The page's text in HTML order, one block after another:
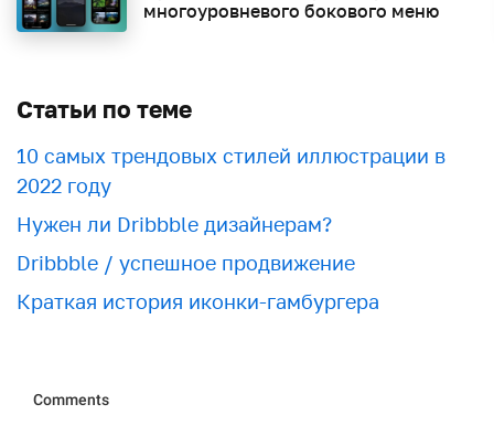
многоуровневого бокового меню
Статьи по теме
10 самых трендовых стилей иллюстрации в
2022 году
Нужен ли Dribbble дизайнерам?
Dribbble / успешное продвижение
Краткая история иконки-гамбургера